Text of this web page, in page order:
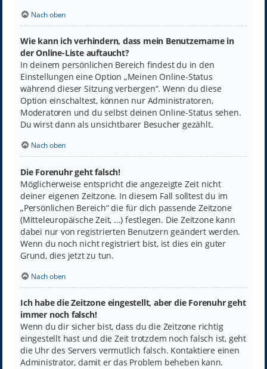
Nach oben
Wie kann ich verhindern, dass mein Benutzername in
der Online-Liste auftaucht?
In deinem persönlichen Bereich findest du in den
Einstellungen eine Option „Meinen Online-Status
während dieser Sitzung verbergen“. Wenn du diese
Option einschaltest, können nur Administratoren,
Moderatoren und du selbst deinen Online-Status sehen.
Du wirst dann als unsichtbarer Besucher gezählt.
Nach oben
Die Forenuhr geht falsch!
Möglicherweise entspricht die angezeigte Zeit nicht
deiner eigenen Zeitzone. In diesem Fall solltest du im
„Persönlichen Bereich“ die für dich passende Zeitzone
(Mitteleuropäische Zeit, ...) festlegen. Die Zeitzone kann
dabei nur von registrierten Benutzern geändert werden.
Wenn du noch nicht registriert bist, ist dies ein guter
Grund, dies jetzt zu tun.
Nach oben
Ich habe die Zeitzone eingestellt, aber die Forenuhr geht
immer noch falsch!
Wenn du dir sicher bist, dass du die Zeitzone richtig
eingestellt hast und die Zeit trotzdem noch falsch ist, geht
die Uhr des Servers vermutlich falsch. Kontaktiere einen
Administrator, damit er das Problem beheben kann.